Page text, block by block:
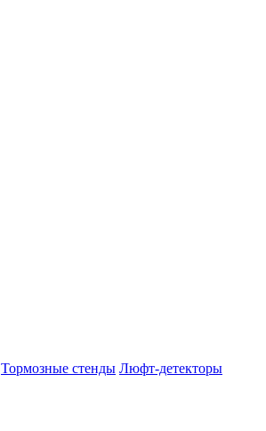
Тормозные стенды Люфт-детекторы